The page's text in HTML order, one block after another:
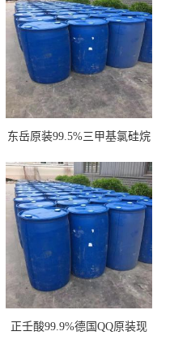
东岳原装99.5%三甲基氯硅烷
正壬酸99.9%德国QQ原装现